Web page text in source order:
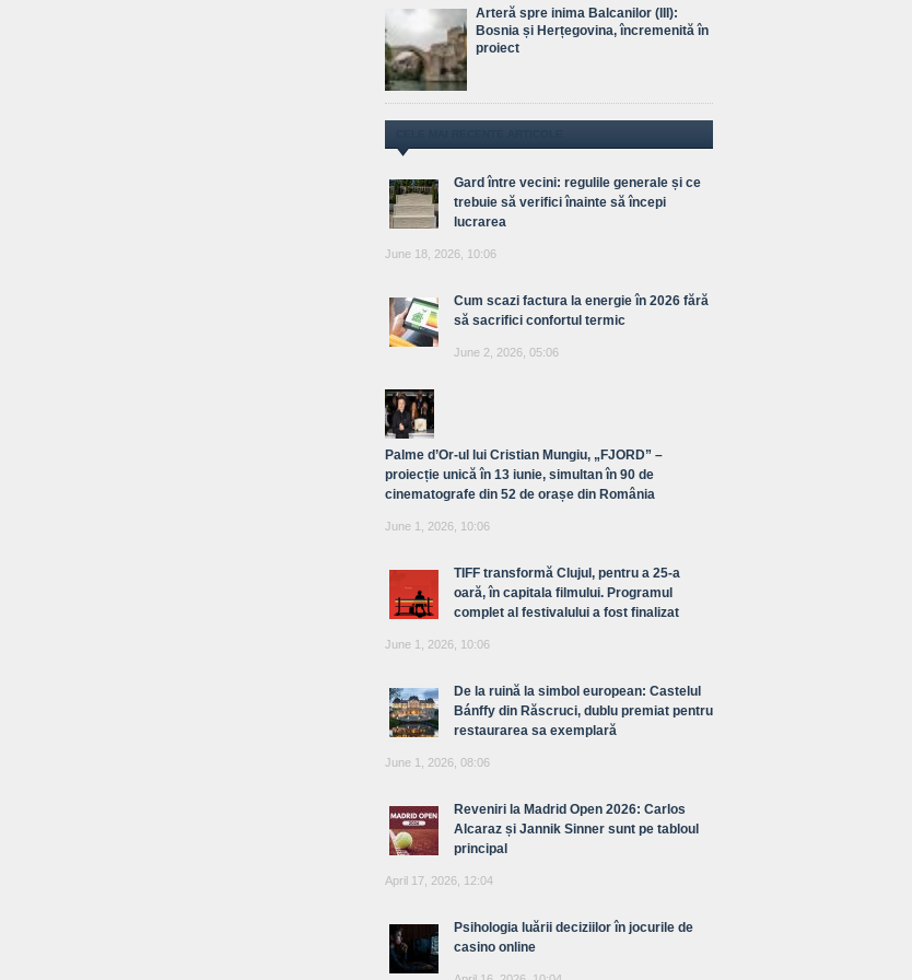
Arteră spre inima Balcanilor (III):
Bosnia și Herțegovina, încremenită în
proiect
Gard între vecini: regulile generale și ce
trebuie să verifici înainte să începi
lucrarea
June 18, 2026, 10:06
Cum scazi factura la energie în 2026 fără
să sacrifici confortul termic
June 2, 2026, 05:06
Palme d’Or-ul lui Cristian Mungiu, „FJORD” –
proiecție unică în 13 iunie, simultan în 90 de
cinematografe din 52 de orașe din România
June 1, 2026, 10:06
TIFF transformă Clujul, pentru a 25-a
oară, în capitala filmului. Programul
complet al festivalului a fost finalizat
June 1, 2026, 10:06
De la ruină la simbol european: Castelul
Bánffy din Răscruci, dublu premiat pentru
restaurarea sa exemplară
June 1, 2026, 08:06
Reveniri la Madrid Open 2026: Carlos
Alcaraz și Jannik Sinner sunt pe tabloul
principal
April 17, 2026, 12:04
Psihologia luării deciziilor în jocurile de
casino online